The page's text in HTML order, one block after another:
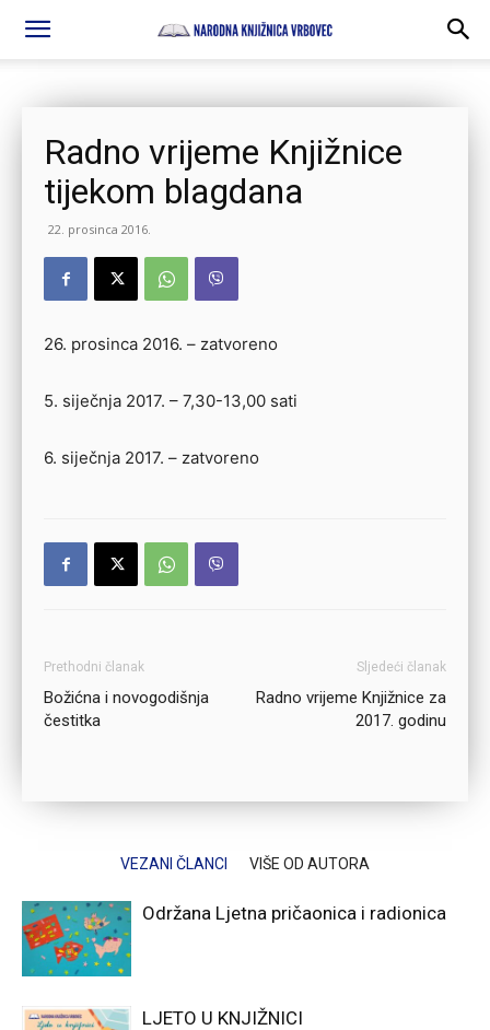
Radno vrijeme Knjižnice
tijekom blagdana
22. prosinca 2016.
26. prosinca 2016. – zatvoreno
5. siječnja 2017. – 7,30-13,00 sati
6. siječnja 2017. – zatvoreno
Prethodni članak
Božićna i novogodišnja
čestitka
Sljedeći članak
Radno vrijeme Knjižnice za
2017. godinu
VEZANI ČLANCI VIŠE OD AUTORA
Održana Ljetna pričaonica i radionica
LJETO U KNJIŽNICI